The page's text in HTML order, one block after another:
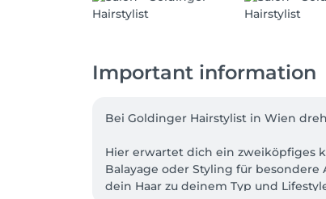
Important information
Bei Goldinger Hairstylist in Wien
Hier erwartet dich ein zweiköpfiges
Balayage oder Styling für
dein Haar zu deinem Typ und